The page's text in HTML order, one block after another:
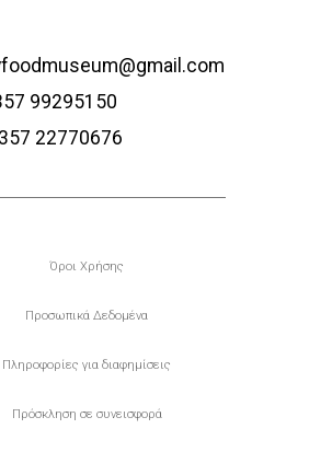
99295150
22770676
Υποσέλιδο
Όροι Χρήσης
Προσωπικά Δεδομένα
Πληροφορίες για διαφημίσεις
Πρόσκληση σε συνεισφορά